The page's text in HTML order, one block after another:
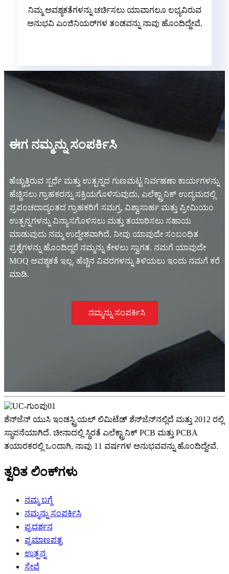
ನಿಮ್ಮ ಅವಶ್ಯಕತೆಗಳನ್ನು ಚರ್ಚಿಸಲು ಯಾವಾಗಲೂ ಲಭ್ಯವಿರುವ
ಅನುಭವಿ ಎಂಜಿನಿಯರ್‌ಗಳ ತಂಡವನ್ನು ನಾವು ಹೊಂದಿದ್ದೇವೆ.
ಈಗ ನಮ್ಮನ್ನು ಸಂಪರ್ಕಿಸಿ
ಹೆಚ್ಚುತ್ತಿರುವ ಸ್ಪರ್ಧೆ ಮತ್ತು ಉತ್ಪನ್ನದ ಗುಣಮಟ್ಟ ನಿರ್ವಹಣಾ ಕಾರ್ಯಗಳನ್ನು
ಹೆಚ್ಚಿಸಲು ಗ್ರಾಹಕರನ್ನು ಸಕ್ರಿಯಗೊಳಿಸುವುದು, ಎಲೆಕ್ಟ್ರಾನಿಕ್ ಉದ್ಯಮದಲ್ಲಿ
ಪ್ರಪಂಚದಾದ್ಯಂತದ ಗ್ರಾಹಕರಿಗೆ ಸಮಗ್ರ, ವಿಶ್ವಾಸಾರ್ಹ ಮತ್ತು ಪ್ರೀಮಿಯಂ
ಉತ್ಪನ್ನಗಳನ್ನು ವಿನ್ಯಾಸಗೊಳಿಸಲು ಮತ್ತು ತಯಾರಿಸಲು ಸಹಾಯ
ಮಾಡುವುದು ನಮ್ಮ ಉದ್ದೇಶವಾಗಿದೆ. ನೀವು ಯಾವುದೇ ಸಂಬಂಧಿತ
ಪ್ರಶ್ನೆಗಳನ್ನು ಹೊಂದಿದ್ದರೆ ನಮ್ಮನ್ನು ಕೇಳಲು ಸ್ವಾಗತ. ನಮಗೆ ಯಾವುದೇ
MOQ ಅವಶ್ಯಕತೆ ಇಲ್ಲ. ಹೆಚ್ಚಿನ ವಿವರಗಳನ್ನು ತಿಳಿಯಲು ಇಂದು ನಮಗೆ ಕರೆ
ಮಾಡಿ.
ನಮ್ಮನ್ನು ಸಂಪರ್ಕಿಸಿ
ಶೆನ್‌ಜೆನ್ ಯುಸಿ ಇಂಡಸ್ಟ್ರಿಯಲ್ ಲಿಮಿಟೆಡ್ ಶೆನ್‌ಜೆನ್‌ನಲ್ಲಿದೆ ಮತ್ತು 2012 ರಲ್ಲಿ
ಸ್ಥಾಪನೆಯಾಗಿದೆ. ಚೀನಾದಲ್ಲಿ ಸ್ಥಿರತೆ ಎಲೆಕ್ಟ್ರಾನಿಕ್ PCB ಮತ್ತು PCBA
ತಯಾರಕರಲ್ಲಿ ಒಂದಾಗಿ, ನಾವು 11 ವರ್ಷಗಳ ಅನುಭವವನ್ನು ಹೊಂದಿದ್ದೇವೆ.
ತ್ವರಿತ ಲಿಂಕ್‌ಗಳು
ನಮ್ಮ ಬಗ್ಗೆ
ನಮ್ಮನ್ನು ಸಂಪರ್ಕಿಸಿ
ಪ್ರದರ್ಶನ
ಪ್ರಮಾಣಪತ್ರ
ಉತ್ಪನ್ನ
ಸೇವೆ